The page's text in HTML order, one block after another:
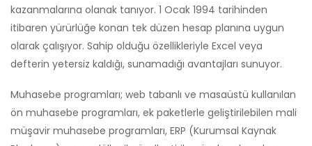
kazanmalarına olanak tanıyor. 1 Ocak 1994 tarihinden
itibaren yürürlüğe konan tek düzen hesap planına uygun
olarak çalışıyor. Sahip olduğu özellikleriyle Excel veya
defterin yetersiz kaldığı, sunamadığı avantajları sunuyor.
Muhasebe programları; web tabanlı ve masaüstü kullanılan
ön muhasebe programları, ek paketlerle geliştirilebilen mali
müşavir muhasebe programları, ERP (Kurumsal Kaynak